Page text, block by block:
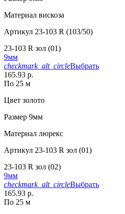
Материал вискоза
Артикул 23-103 R (103/50)
23-103 R зол (01)
9мм
checkmark_alt_circleВыбрать
165.93 р.
По 25 м
Цвет золото
Размер 9мм
Материал люрекс
Артикул 23-103 R зол (01)
23-103 R зол (02)
9мм
checkmark_alt_circleВыбрать
165.93 р.
По 25 м